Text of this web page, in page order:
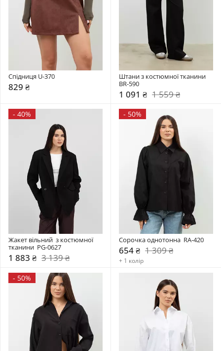
Спідниця U-370
829 ₴
Штани з костюмної тканини
BR-590
1 091 ₴ 1 559 ₴
- 40%
Жакет вільний  з костюмної
тканини  PG-0627
1 883 ₴ 3 139 ₴
- 50%
Сорочка однотонна  RA-420
654 ₴ 1 309 ₴
+ 1 колір
- 50%